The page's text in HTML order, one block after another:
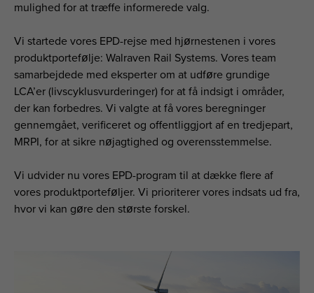
mulighed for at træffe informerede valg.
Vi startede vores EPD-rejse med hjørnestenen i vores
produktportefølje: Walraven Rail Systems. Vores team
samarbejdede med eksperter om at udføre grundige
LCA’er (livscyklusvurderinger) for at få indsigt i områder,
der kan forbedres. Vi valgte at få vores beregninger
gennemgået, verificeret og offentliggjort af en tredjepart,
MRPI, for at sikre nøjagtighed og overensstemmelse.
Vi udvider nu vores EPD-program til at dække flere af
vores produktporteføljer. Vi prioriterer vores indsats ud fra,
hvor vi kan gøre den største forskel.